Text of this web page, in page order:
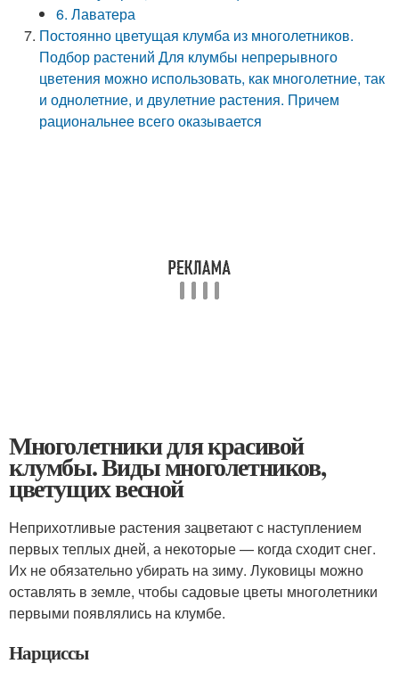
6. Лаватера
Постоянно цветущая клумба из многолетников.
Подбор растений Для клумбы непрерывного
цветения можно использовать, как многолетние, так
и однолетние, и двулетние растения. Причем
рациональнее всего оказывается
Многолетники для красивой
клумбы. Виды многолетников,
цветущих весной
Неприхотливые растения зацветают с наступлением
первых теплых дней, а некоторые — когда сходит снег.
Их не обязательно убирать на зиму. Луковицы можно
оставлять в земле, чтобы садовые цветы многолетники
первыми появлялись на клумбе.
Нарциссы